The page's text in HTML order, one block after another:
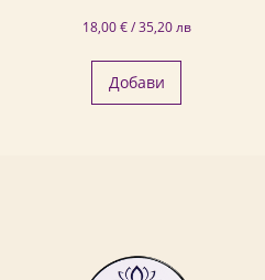
18,00 € / 35,20 лв
Добави